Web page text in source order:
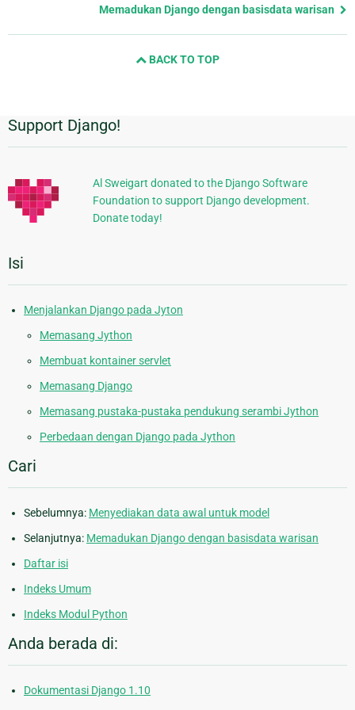
Memadukan Django dengan basisdata warisan
BACK TO TOP
Informasi
Support Django!
Al Sweigart donated to the Django Software
Foundation to support Django development.
Donate today!
Isi
Menjalankan Django pada Jyton
Memasang Jython
Membuat kontainer servlet
Memasang Django
Memasang pustaka-pustaka pendukung serambi Jython
Perbedaan dengan Django pada Jython
Cari
Sebelumnya: Menyediakan data awal untuk model
Selanjutnya: Memadukan Django dengan basisdata warisan
Daftar isi
Indeks Umum
Indeks Modul Python
Anda berada di:
Dokumentasi Django 1.10